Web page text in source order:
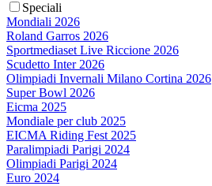
Speciali
Mondiali 2026
Roland Garros 2026
Sportmediaset Live Riccione 2026
Scudetto Inter 2026
Olimpiadi Invernali Milano Cortina 2026
Super Bowl 2026
Eicma 2025
Mondiale per club 2025
EICMA Riding Fest 2025
Paralimpiadi Parigi 2024
Olimpiadi Parigi 2024
Euro 2024